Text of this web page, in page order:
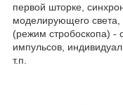
первой шторке,
моделирующего
(режим стробоскопа) -
импульсов,
т.п.